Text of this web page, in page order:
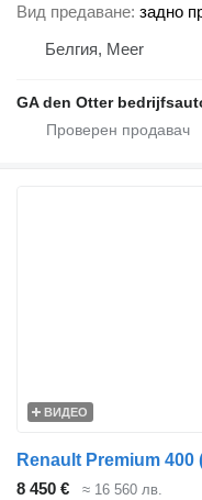
Вид предаване задно
Белгия, Meer
GA den Otter
ВИДЕО
8 450 € ≈ 16 560 лв.